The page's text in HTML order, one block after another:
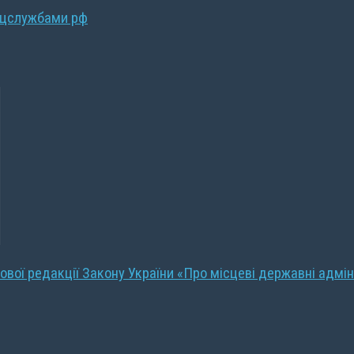
рф
редакції Закону України «Про місцеві державні